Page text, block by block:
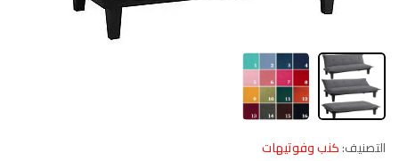
التصنيف:كنب وفوتيهات